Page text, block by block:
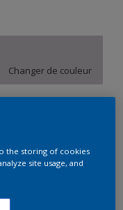
Changer de couleur
the storing of cookies
site usage, and